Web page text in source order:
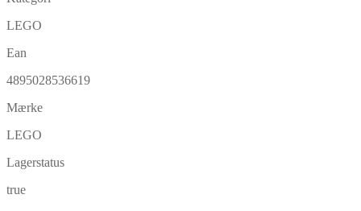
LEGO
Ean
4895028536619
Mærke
LEGO
Lagerstatus
true